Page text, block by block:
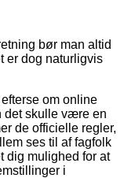
bør man altid
er dog naturligvis
om online
det skulle være en
de officielle regler,
ses til af fagfolk
dig mulighed for at
i